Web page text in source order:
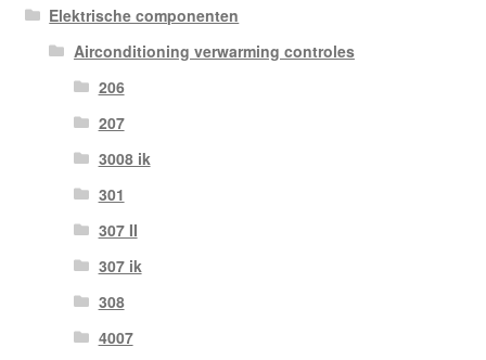
Elektrische componenten
Airconditioning verwarming controles
206
207
3008 ik
301
307 II
307 ik
308
4007